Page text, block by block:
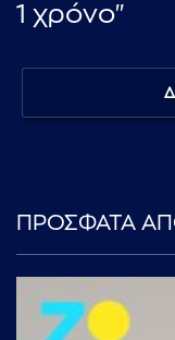
1 χρόνο"
ΠΡΟΣΦΑΤΑ